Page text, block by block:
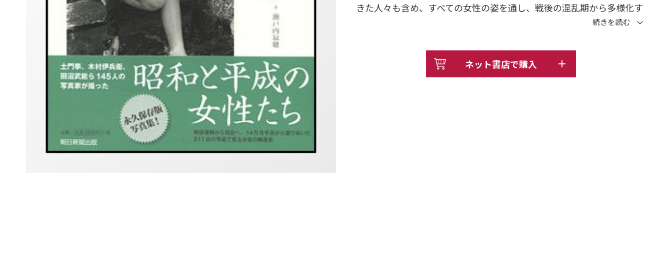
きた人々も含め、すべての女性の姿を通し、戦後の混乱期から多様化す
る現在まで日本という国を鮮やかに切り取る。瀬戸内寂聴氏による特別
ネット書店で購入